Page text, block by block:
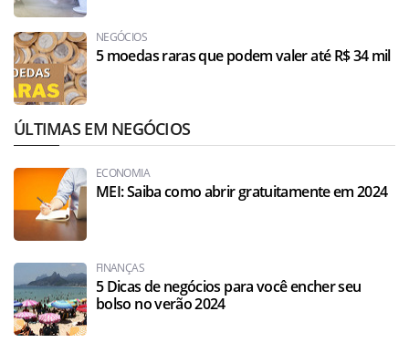
NEGÓCIOS
5 moedas raras que podem valer até R$ 34 mil
ÚLTIMAS EM NEGÓCIOS
ECONOMIA
MEI: Saiba como abrir gratuitamente em 2024
FINANÇAS
5 Dicas de negócios para você encher seu
bolso no verão 2024